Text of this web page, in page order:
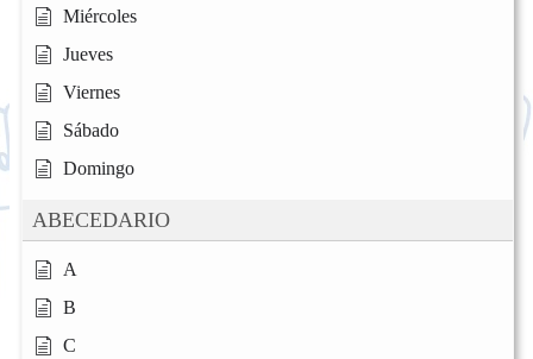
Miércoles
Jueves
Viernes
Sábado
Domingo
ABECEDARIO
A
B
C